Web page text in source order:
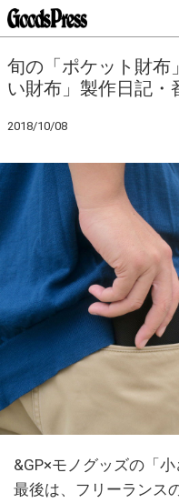
旬の「ポケット財布
い財布」製作日記・
2018/10/08
&GP×モノグッズの「
最後は、フリーランス